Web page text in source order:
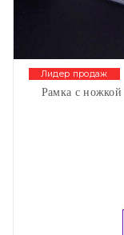
Лидер продаж
Рамка с